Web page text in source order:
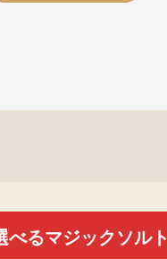
べるマジックソル